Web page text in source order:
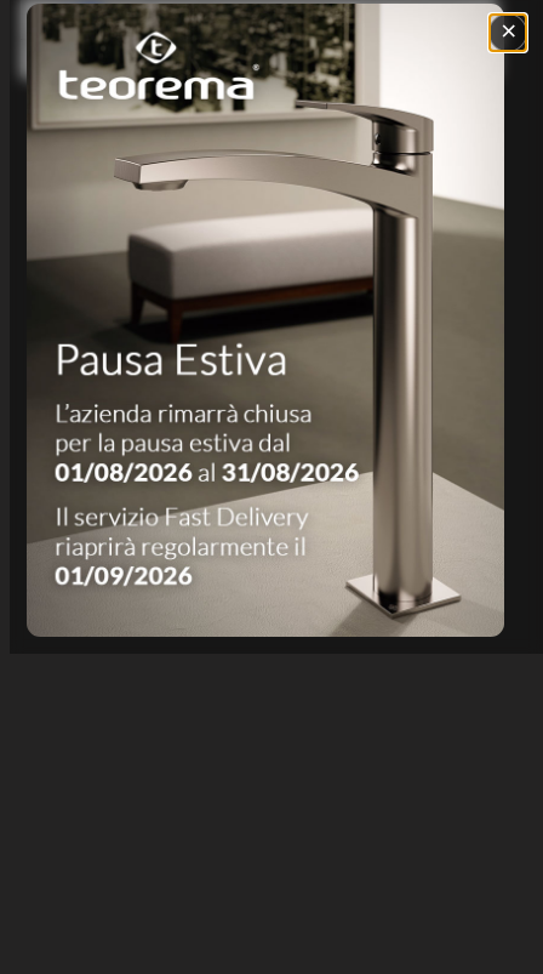
×
Informativa sulla raccolta
Le tue preferenze relative alla privacy